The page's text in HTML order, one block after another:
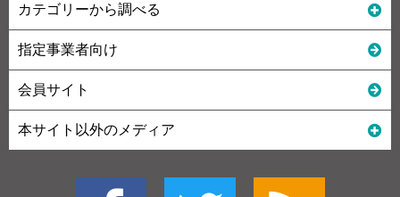
カテゴリーから調べる
指定事業者向け
会員サイト
本サイト以外のメディア